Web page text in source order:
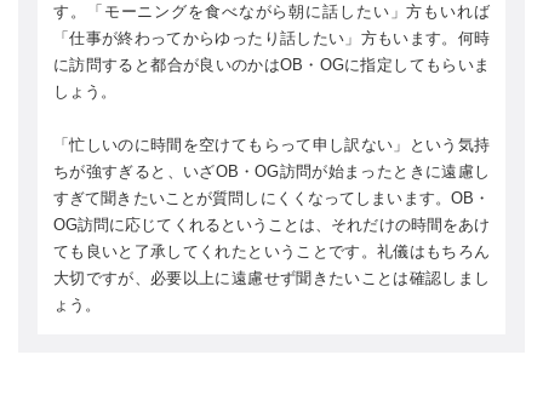
す。「モーニングを食べながら朝に話したい」方もいれば
「仕事が終わってからゆったり話したい」方もいます。何時
に訪問すると都合が良いのかはOB・OGに指定してもらいま
しょう。
「忙しいのに時間を空けてもらって申し訳ない」という気持
ちが強すぎると、いざOB・OG訪問が始まったときに遠慮し
すぎて聞きたいことが質問しにくくなってしまいます。OB・
OG訪問に応じてくれるということは、それだけの時間をあけ
ても良いと了承してくれたということです。礼儀はもちろん
大切ですが、必要以上に遠慮せず聞きたいことは確認しまし
ょう。